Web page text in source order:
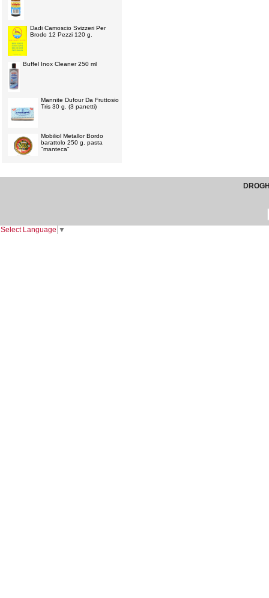
Dadi Camoscio Svizzeri Per
Brodo 12 Pezzi 120 g.
Buffel Inox Cleaner 250 ml
Mannite Dufour Da Fruttosio
Tris 30 g. (3 panetti)
Mobiliol Metallor Bordo
barattolo 250 g. pasta
"manteca"
Select Language ▼